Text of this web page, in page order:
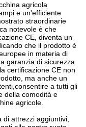
agricola
e un'efficiente
straordinarie
notevole è che
CE, diventa un
che il prodotto è
in materia di
garanzia di sicurezza
certificazione CE non
ma anche un
a tutti gli
della comodità e
agricole.
attrezzi aggiuntivi,